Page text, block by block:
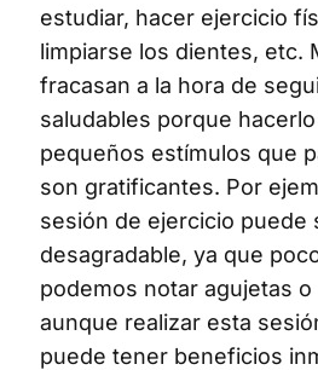
estudiar, hacer ejercicio
limpiarse los dientes, etc.
fracasan a la hora de
saludables porque
pequeños estímulos que
son gratificantes. Por
sesión de ejercicio puede
desagradable, ya que
podemos notar agujetas o
aunque realizar esta
puede tener beneficios